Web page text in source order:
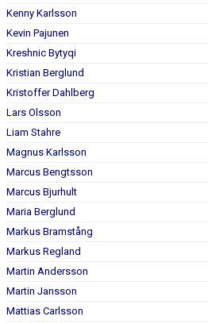
Kenny Karlsson
Kevin Pajunen
Kreshnic Bytyqi
Kristian Berglund
Kristoffer Dahlberg
Lars Olsson
Liam Stahre
Magnus Karlsson
Marcus Bengtsson
Marcus Bjurhult
Maria Berglund
Markus Bramstång
Markus Regland
Martin Andersson
Martin Jansson
Mattias Carlsson